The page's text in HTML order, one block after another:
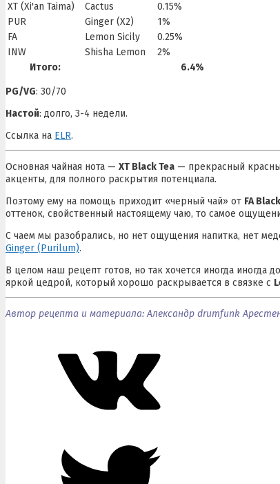
XT (Xi'an Taima)
Cactus
0.15%
PUR
Ginger (X2)
1%
FA
Lemon Sicily
0.25%
INW
Shisha Lemon
2%
Итого:
6.4%
PG/VG: 30/70
Настой: долго, 3-4 недели.
Ссылка на ELR.
Основная чайная нота — XT Black Tea — прекрасный
акценты, для полного раскрытия потенциала.
Поэтому ему на помощь приходит «черный чай» от FA
оттенок, свойственный настоящему чаю, то самое
С чаем мы разобрались, но нет ощущения напитка, нет
Ginger (Purilum).
В целом наш рецепт готов, но так хочется иногда иногда
яркой цедрой, который хорошо раскрывается в связке с
Автор рецепта и материала: Александр drumfunk